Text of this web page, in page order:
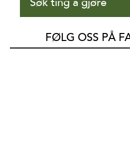
Søk ting å gjøre
FØLG OSS PÅ